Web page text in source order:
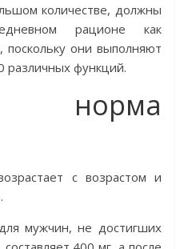
количестве, должны
рационе как
они выполняют
различных функций.
норма
с возрастом и
мужчин, не достигших